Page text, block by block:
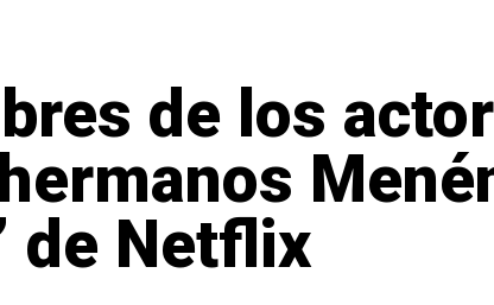
de los
de Netflix